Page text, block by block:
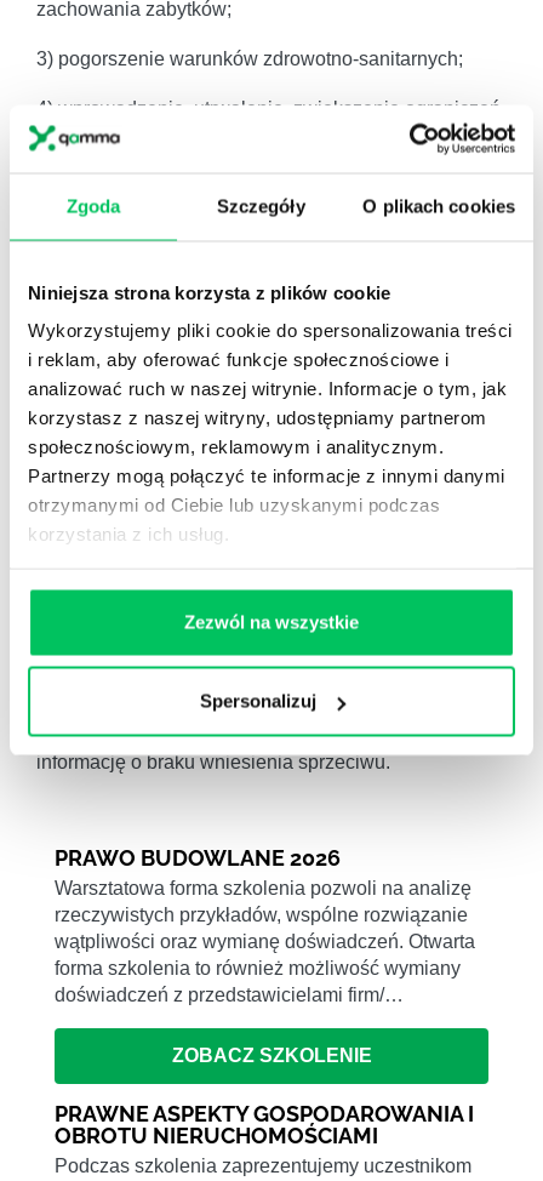
Zgoda Szczegóły O plikach cookies
Niniejsza strona korzysta z plików cookie
Wykorzystujemy pliki cookie do spersonalizowania treści
i reklam, aby oferować funkcje społecznościowe i
analizować ruch w naszej witrynie. Informacje o tym, jak
korzystasz z naszej witryny, udostępniamy partnerom
społecznościowym, reklamowym i analitycznym.
Partnerzy mogą połączyć te informacje z innymi danymi
otrzymanymi od Ciebie lub uzyskanymi podczas
korzystania z ich usług.
Zezwól na wszystkie
Spersonalizuj
zachowania zabytków;
3) pogorszenie warunków zdrowotno-sanitarnych;
4) wprowadzenie, utrwalenie, zwiększenie ograniczeń
lub uciążliwości dla terenów sąsiednich.
mowa w art. 29 ust. 1 pkt 1–3, przebudowy, o której
obiektów budowlanych usytuowanych na terenach
zamkniętych, ustalonych decyzją Ministra Obrony
Narodowej, organ administracji architektoniczno–
budowlanej zamieszcza, na okres nie krótszy niż 30
dni i nie dłuższy niż 60 dni, w Biuletynie Informacji
Publicznej na stronie podmiotowej obsługującego go
urzędu w terminie 3 dni od dnia:
1) doręczenia zgłoszenia – informację o dokonaniu
2) wniesienia sprzeciwu – informację o dacie jego
3) upływu terminu, o którym mowa w art. 30 ust. 5 –
informację o braku wniesienia sprzeciwu.
PRAWO BUDOWLANE 2026
Warsztatowa forma szkolenia pozwoli na analizę
rzeczywistych przykładów, wspólne rozwiązanie
wątpliwości oraz wymianę doświadczeń. Otwarta
forma szkolenia to również możliwość wymiany
doświadczeń z przedstawicielami firm/…
ZOBACZ SZKOLENIE
PRAWNE ASPEKTY GOSPODAROWANIA I
OBROTU NIERUCHOMOŚCIAMI
Podczas szkolenia zaprezentujemy uczestnikom